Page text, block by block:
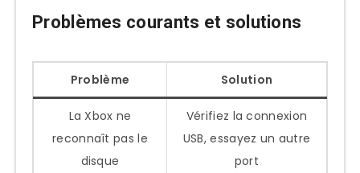
Problèmes courants et solutions
Problème Solution
La Xbox ne
reconnaît pas le
disque
Vérifiez la connexion
USB, essayez un autre
port